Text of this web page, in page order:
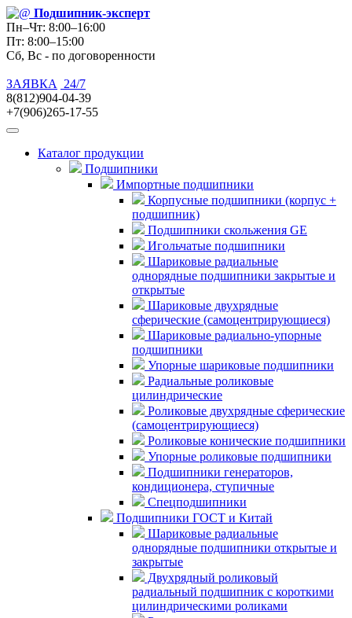
Подшипник-эксперт
Пн–Чт: 8:00–16:00
Пт: 8:00–15:00
Сб, Вс - по договоренности
ЗАЯВКА
24/7
8(812)904-04-39
+7(906)265-17-55
Каталог продукции
Подшипники
Импортные подшипники
Корпусные подшипники (корпус +
подшипник)
Подшипники скольжения GE
Игольчатые подшипники
Шариковые радиальные
однорядные подшипники закрытые и
открытые
Шариковые двухрядные
сферические (самоцентрирующиеся)
Шариковые радиально-упорные
подшипники
Упорные шариковые подшипники
Радиальные роликовые
цилиндрические
Роликовые двухрядные сферические
(самоцентрирующиеся)
Роликовые конические подшипники
Упорные роликовые подшипники
Подшипники генераторов,
кондиционера, ступичные
Спецподшипники
Подшипники ГОСТ и Китай
Шариковые радиальные
однорядные подшипники открытые и
закрытые
Двухрядный роликовый
радиальный подшипник с короткими
цилиндрическими роликами